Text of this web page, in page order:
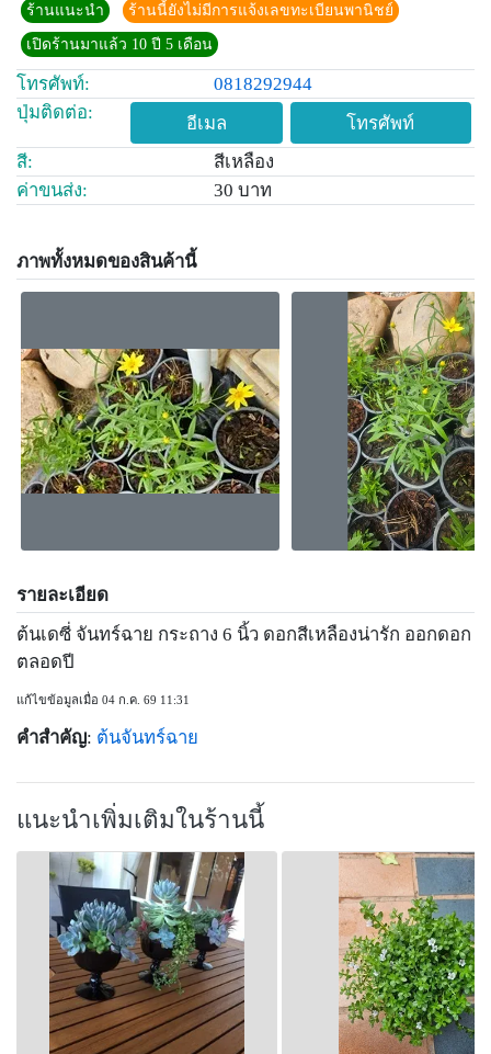
ร้านแนะนำ ร้านนี้ยังไม่มีการแจ้งเลขทะเบียนพานิชย์
เปิดร้านมาแล้ว 10 ปี 5 เดือน
โทรศัพท์:
0818292944
ปุ่มติดต่อ:
อีเมล
โทรศัพท์
สี:
สีเหลือง
ค่าขนส่ง:
30 บาท
ภาพทั้งหมดของสินค้านี้
รายละเอียด
ต้นเดซี่ จันทร์ฉาย กระถาง 6 นิ้ว ดอกสีเหลืองน่ารัก ออกดอก
ตลอดปี
แก้ไขข้อมูลเมื่อ 04 ก.ค. 69 11:31
คำสำคัญ: ต้นจันทร์ฉาย
แนะนำเพิ่มเติมในร้านนี้